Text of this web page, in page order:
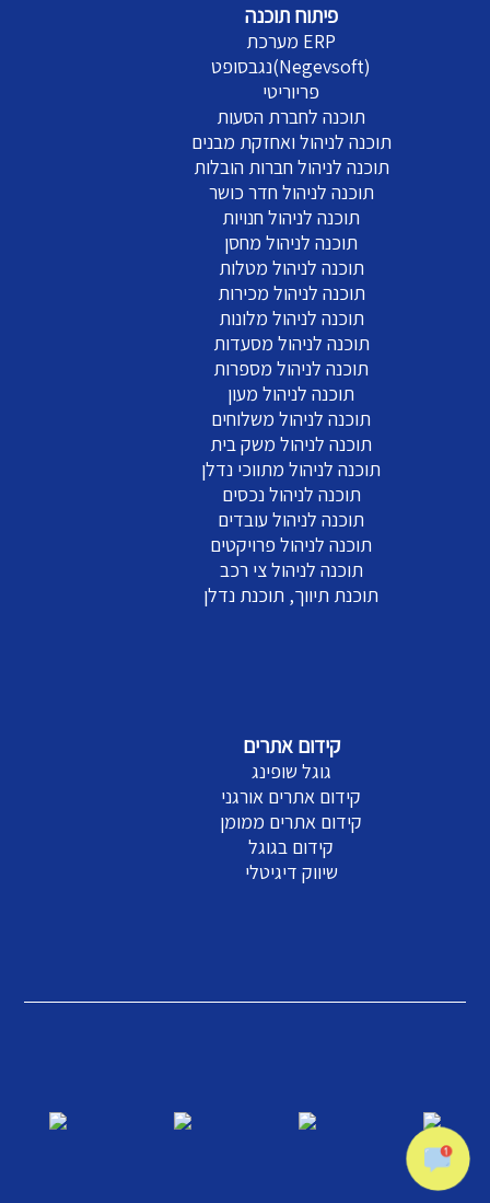
פיתוח תוכנה
מערכת ERP
נגבסופט(Negevsoft)
פריוריטי
תוכנה לחברת הסעות
תוכנה לניהול ואחזקת מבנים
תוכנה לניהול חברות הובלות
תוכנה לניהול חדר כושר
תוכנה לניהול חנויות
תוכנה לניהול מחסן
תוכנה לניהול מטלות
תוכנה לניהול מכירות
תוכנה לניהול מלונות
תוכנה לניהול מסעדות
תוכנה לניהול מספרות
תוכנה לניהול מעון
תוכנה לניהול משלוחים
תוכנה לניהול משק בית
תוכנה לניהול מתווכי נדלן
תוכנה לניהול נכסים
תוכנה לניהול עובדים
תוכנה לניהול פרויקטים
תוכנה לניהול צי רכב
תוכנת תיווך, תוכנת נדלן
קידום אתרים
גוגל שופינג
קידום אתרים אורגני
קידום אתרים ממומן
קידום בגוגל
שיווק דיגיטלי